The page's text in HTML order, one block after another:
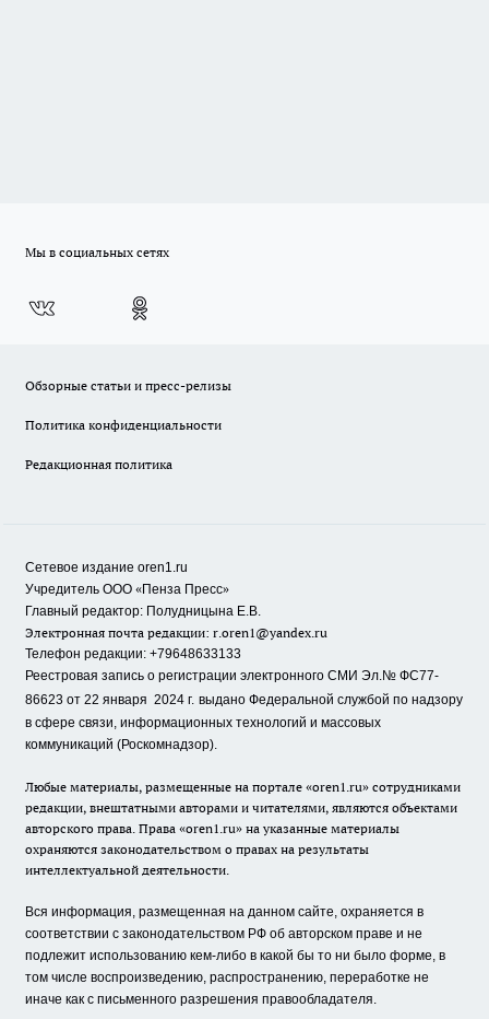
Мы в социальных сетях
Обзорные статьи и пресс-релизы
Политика конфиденциальности
Редакционная политика
Сетевое издание oren1.ru
Учредитель ООО «Пенза Пресс»
Главный редактор: Полудницына Е.В.
Электронная почта редакции: r.oren1@yandex.ru
Телефон редакции: +79648633133
Реестровая запись о регистрации электронного СМИ Эл.№ ФС77-
86623 от 22 января 2024 г. выдано Федеральной службой по надзору
в сфере связи, информационных технологий и массовых
коммуникаций (Роскомнадзор).
Любые материалы, размещенные на портале «oren1.ru» сотрудниками
редакции, внештатными авторами и читателями, являются объектами
авторского права. Права «oren1.ru» на указанные материалы
охраняются законодательством о правах на результаты
интеллектуальной деятельности.
Вся информация, размещенная на данном сайте, охраняется в
соответствии с законодательством РФ об авторском праве и не
подлежит использованию кем-либо в какой бы то ни было форме, в
том числе воспроизведению, распространению, переработке не
иначе как с письменного разрешения правообладателя.